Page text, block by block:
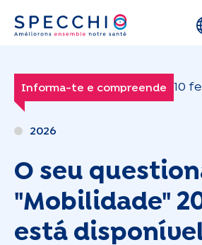
Skip to
Informa-te e compreende 10
2026
O seu
"Mobilidade"
está